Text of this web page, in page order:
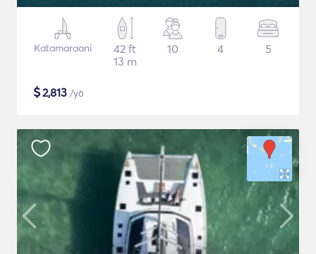
Katamaraani
42 ft
13 m
10 4 5
$2,813 /yö